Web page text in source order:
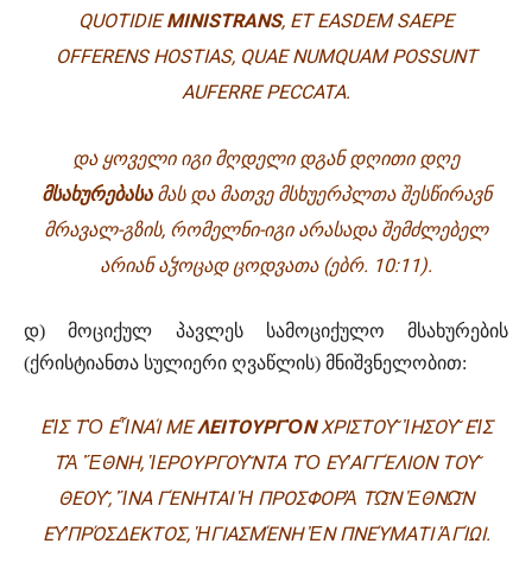
QUOTIDIEMINISTRANS, ET EASDEM SAEPE
OFFERENS HOSTIAS, QUAE NUMQUAM POSSUNT
AUFERRE PECCATA.
ᲓᲐ ᲧᲝᲕᲔᲚᲘ ᲘᲒᲘ ᲛᲦᲓᲔᲚᲘ ᲓᲒᲐᲜ ᲓᲦᲘᲗᲘ ᲓᲦᲔ
ᲛᲡᲐᲮᲣᲠᲔᲑᲐᲡᲐᲛᲐᲡ ᲓᲐ ᲛᲐᲗᲕᲔ ᲛᲡᲮᲣᲔᲠᲞᲚᲗᲐ ᲨᲔᲡᲬᲘᲠᲐᲕᲜ
ᲛᲠᲐᲕᲐᲚ-ᲒᲖᲘᲡ, ᲠᲝᲛᲔᲚᲜᲘ-ᲘᲒᲘ ᲐᲠᲐᲡᲐᲓᲐ ᲨᲔᲛᲫᲚᲔᲑᲔᲚ
ᲐᲠᲘᲐᲜ ᲐᲴᲝᲪᲐᲓ ᲪᲝᲓᲕᲐᲗᲐ (ᲔᲑᲠ. 10:11).
დ) მოციქულ პავლეს სამოციქულო მსახურების
(ქრისტიანთა სულიერი ღვაწლის) მნიშვნელობით:
ΕἸΣ ΤῸΕἾΝΑΊ ΜΕΛΕΙΤΟΥΡΓῸΝΧΡΙΣΤΟΥ͂ ἸΗΣΟΥ͂ΕἸΣ
ΤᾺ ἜΘΝΗ, ἹΕΡΟΥΡΓΟΥ͂ΝΤΑ ΤῸΕΥ̓ΑΓΓΈΛΙΟΝ ΤΟΥ͂
ΘΕΟΥ͂, ἽΝΑ ΓΈΝΗΤΑΙἩ ΠΡΟΣΦΟΡᾺ ΤΩ͂ΝἘΘΝΩ͂Ν
ΕΥ̓ΠΡΌΣΔΕΚΤΟΣ, ἩΓΙΑΣΜΈΝΗἘΝ ΠΝΕΎΜΑΤΙἉΓΊΩΙ .